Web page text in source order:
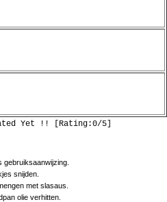
Yet !! [Rating:0/5]
gebruiksaanwijzing.
snijden.
met slasaus.
olie verhitten.